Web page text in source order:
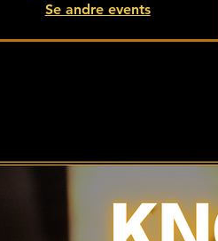
Se andre events